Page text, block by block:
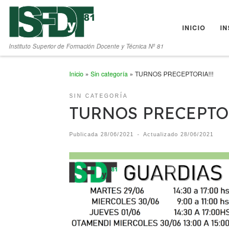
Saltar al contenido
Instituto Superior de Formación Docente y Técnica Nº 81
INICIO
Inicio » Sin categoría » TURNOS PRECEPTORIA!!!
SIN CATEGORÍA
TURNOS
Publicada 28/06/2021 - Actualizado 28/06/2021